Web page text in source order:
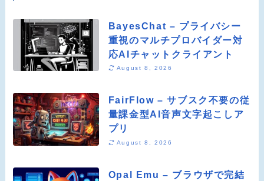
BayesChat – プライバシー
重視のマルチプロバイダー対
応AIチャットクライアント
August 8, 2026
FairFlow – サブスク不要の従
量課金型AI音声文字起こしア
プリ
August 8, 2026
Opal Emu – ブラウザで完結